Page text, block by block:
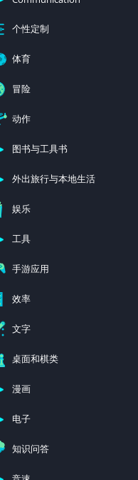
Communication
个性定制
体育
冒险
动作
图书与工具书
外出旅行与本地生活
娱乐
工具
手游应用
效率
文字
桌面和棋类
漫画
电子
知识问答